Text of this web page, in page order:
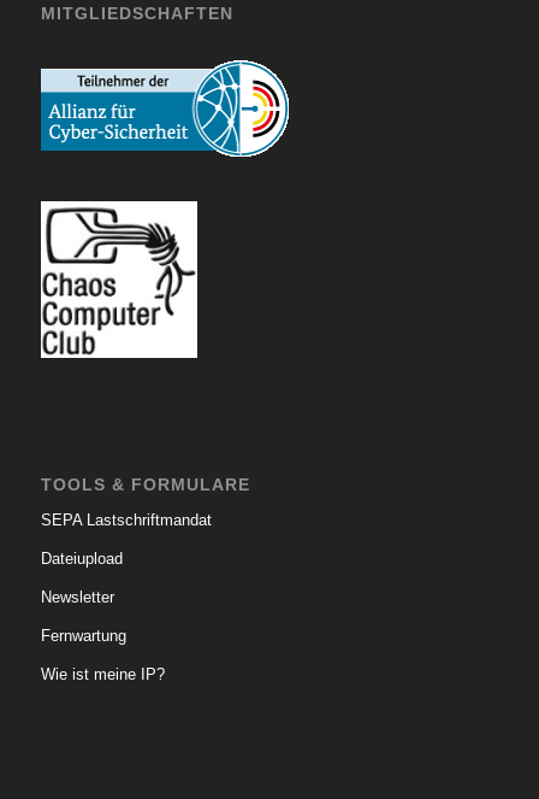
MITGLIEDSCHAFTEN
TOOLS & FORMULARE
SEPA Lastschriftmandat
Dateiupload
Newsletter
Fernwartung
Wie ist meine IP?